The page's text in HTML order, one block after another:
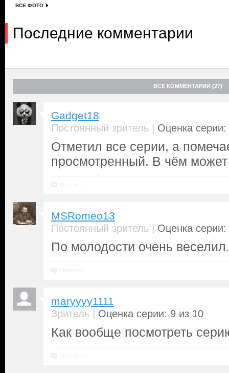
ВСЕ ФОТО
Последние комментарии
ВСЕ КОММЕНТАРИИ (27)
Gadget18
Постоянный зритель | Оценка серии:
Отметил все серии, а
просмотренный. В чём
MSRomeo13
Постоянный зритель | Оценка серии:
По молодости очень веселил.
maryyyy1111
Зритель | Оценка серии: 9 из 10
Как вообще посмотреть